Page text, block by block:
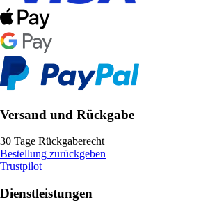
Versand und Rückgabe
30 Tage Rückgaberecht
Bestellung zurückgeben
Trustpilot
Dienstleistungen